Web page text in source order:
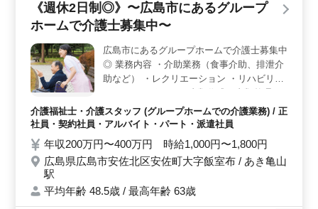
があり、年間休日が120日と充実しています。社会保険も
完備しており、働きながら安心感を得られます。経営ア
ドバイスや相続対策など、高度な業務に携わりながらス
キルアップが期待できます。 ＜新しいキャリアのス
タート＞ 経験を活かし、新しいキャリアを築くチャン
スが豊富にあります。当事務所でのお仕事を通じて、専
門性を高めながら幅広い業務に挑戦しませんか？ご応募
《週休2日制◎》〜広島市にあるグループ
ホームで介護士募集中〜
広島市にあるグループホームで介護士募集中
◎ 業務内容 ・介助業務（食事介助、排泄介
助など） ・レクリエーション ・リハビリテ
サービス利用者の家族との相談、助言 ＊シ
フト制(週3日以上相談可能) ＊交通費実費支
わせください！
介護福祉士・介護スタッフ (グループホームでの介護業務) / 正
社員・契約社員・アルバイト・パート・派遣社員
年収200万円〜400万円 時給1,000円〜1,800円
広島県広島市安佐北区安佐町大字飯室布 / あき亀山
駅
平均年齢 48.5歳 / 最高年齢 63歳